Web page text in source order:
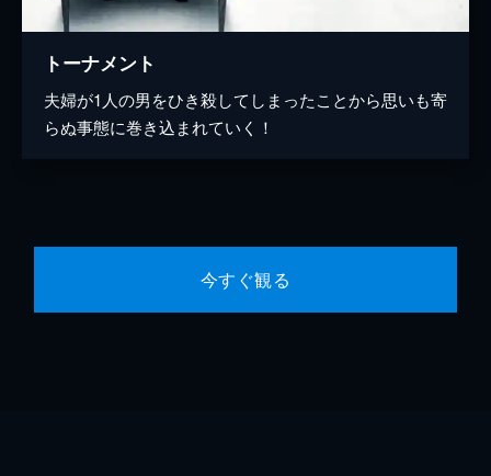
トーナメント
夫婦が1人の男をひき殺してしまったことから思いも寄
らぬ事態に巻き込まれていく！
今すぐ観る